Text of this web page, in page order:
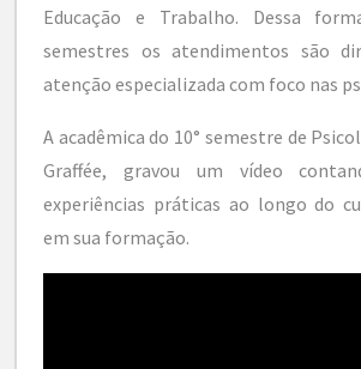
Educação e Trabalho. Dessa
semestres os atendimentos são
atenção especializada com foco nas
A acadêmica do 10° semestre de
Graffée, gravou um vídeo
experiências práticas ao longo do
em sua formação.